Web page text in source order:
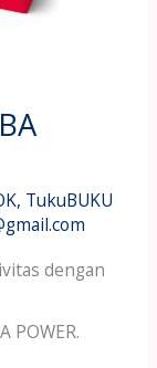
, TukuBUKU
dengan
POWER.